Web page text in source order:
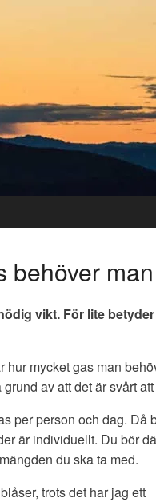
behöver
vikt. För lite
hur mycket gas man
av att det är svårt
per person och dag.
är individuellt. Du bör
du ska ta med.
trots det har jag ett